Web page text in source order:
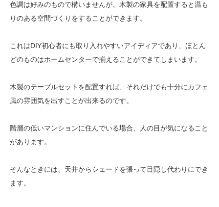
色調は好みのもので構いませんが、木製の家具を配置すると温も
りのある空間づくりをすることができます。
これはDIY初心者にも取り入れやすいアイディアであり、ほとん
どのものはホームセンターで揃えることができてしまいます。
木製のテーブルセットを配置すれば、それだけでも十分にカフェ
風の雰囲気を出すことが出来るのです。
階層の低いマンションに住んでいる場合、人の目が気になること
があります。
そんなときには、天井からシェードを張って目隠し代わりにでき
ます。